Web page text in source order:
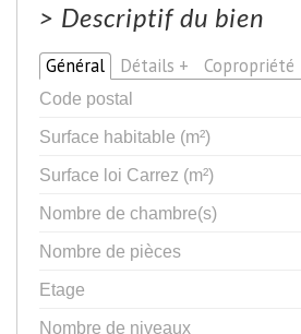
> Descriptif du bien
Général Détails + Copropriété
Code postal
Surface habitable (m²)
Surface loi Carrez (m²)
Nombre de chambre(s)
Nombre de pièces
Etage
Nombre de niveaux